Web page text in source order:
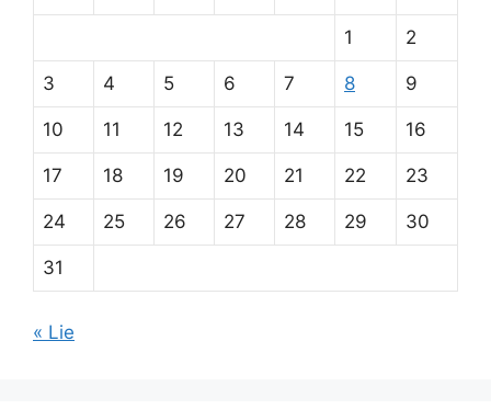
1 2
3 4 5 6 7 8 9
10 11 12 13 14 15 16
17 18 19 20 21 22 23
24 25 26 27 28 29 30
31
« Lie